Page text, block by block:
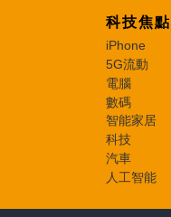
科技焦點
iPhone
5G流動
電腦
數碼
智能家居
科技
汽車
人工智能